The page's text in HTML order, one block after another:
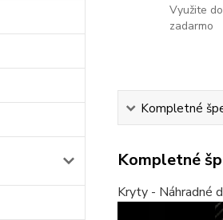
Využite
zadarmo
Kompletné
Kompletné
Kryty - Náhradné